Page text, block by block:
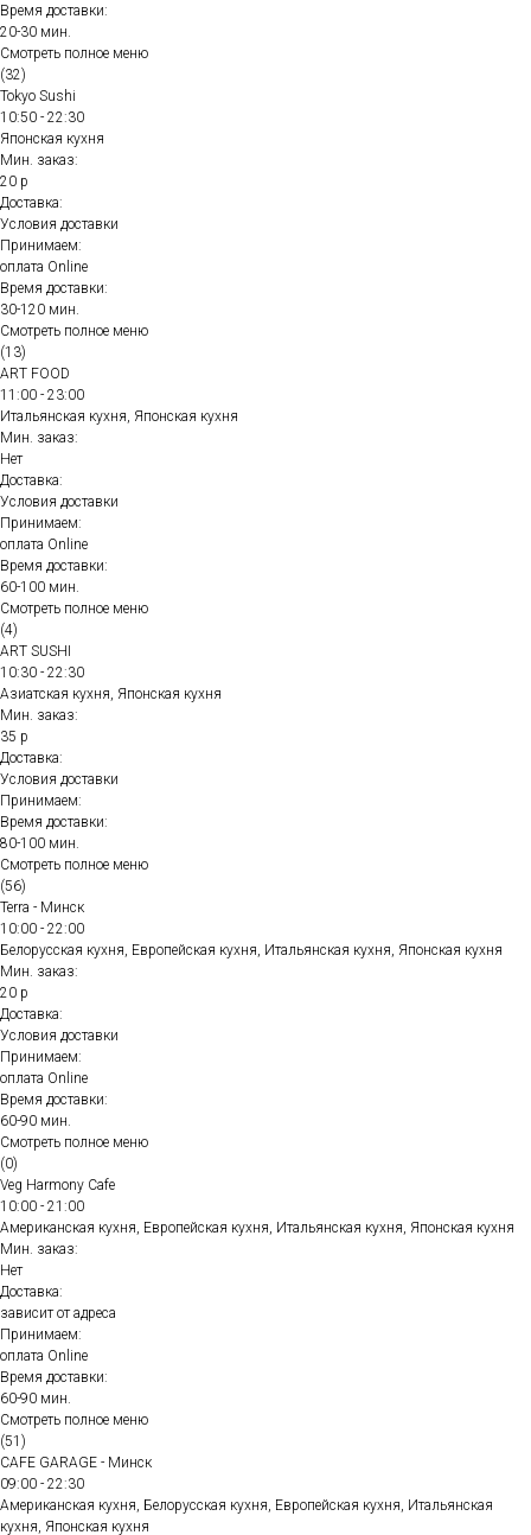
Время доставки:
20-30 мин.
Смотреть полное меню
(32)
Tokyo Sushi
10:50 - 22:30
Японская кухня
Мин. заказ:
20 р
Доставка:
Условия доставки
Принимаем:
оплата Online
Время доставки:
30-120 мин.
Смотреть полное меню
(13)
ART FOOD
11:00 - 23:00
Итальянская кухня, Японская кухня
Мин. заказ:
Нет
Доставка:
Условия доставки
Принимаем:
оплата Online
Время доставки:
60-100 мин.
Смотреть полное меню
(4)
ART SUSHI
10:30 - 22:30
Азиатская кухня, Японская кухня
Мин. заказ:
35 р
Доставка:
Условия доставки
Принимаем:
Время доставки:
80-100 мин.
Смотреть полное меню
(56)
Terra - Минск
10:00 - 22:00
Белорусская кухня, Европейская кухня, Итальянская кухня, Японская кухня
Мин. заказ:
20 р
Доставка:
Условия доставки
Принимаем:
оплата Online
Время доставки:
60-90 мин.
Смотреть полное меню
(0)
Veg Harmony Cafe
10:00 - 21:00
Американская кухня, Европейская кухня, Итальянская кухня, Японская кухня
Мин. заказ:
Нет
Доставка:
зависит от адреса
Принимаем:
оплата Online
Время доставки:
60-90 мин.
Смотреть полное меню
(51)
CAFE GARAGE - Минск
09:00 - 22:30
Американская кухня, Белорусская кухня, Европейская кухня, Итальянская
кухня, Японская кухня